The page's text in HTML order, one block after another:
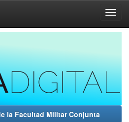
la Facultad Militar Conjunta